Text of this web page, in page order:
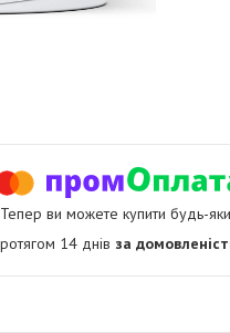
Тепер ви можете купити будь-
14 днів за